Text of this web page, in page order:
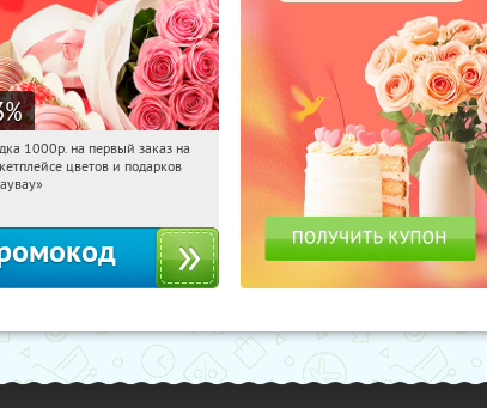
%
Получили:
1000р. на первый заказ на
цветов и подарков